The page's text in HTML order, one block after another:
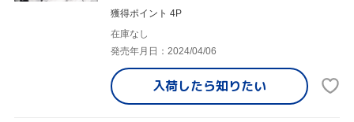
獲得ポイント 4P
在庫なし
発売年月日：2024/04/06
入荷したら知りたい